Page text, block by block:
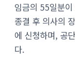
임금의 55일분
종결 후 의사의
에 신청하며, 공
다.